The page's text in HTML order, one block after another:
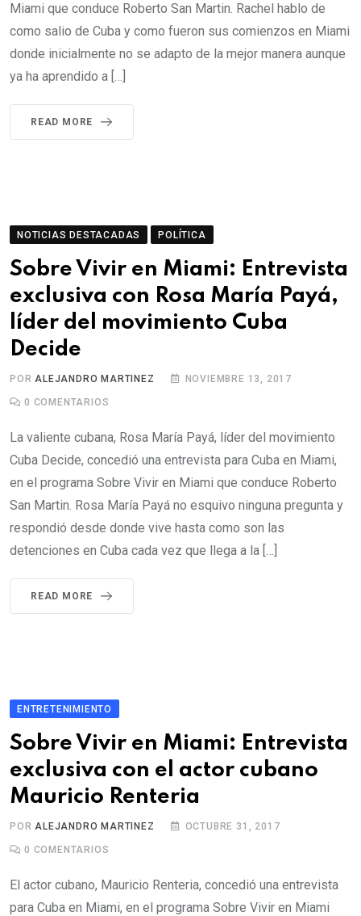
Miami que conduce Roberto San Martin. Rachel hablo de
como salio de Cuba y como fueron sus comienzos en Miami
donde inicialmente no se adapto de la mejor manera aunque
ya ha aprendido a […]
READ MORE
NOTICIAS DESTACADAS POLÍTICA
Sobre Vivir en Miami: Entrevista
exclusiva con Rosa María Payá,
líder del movimiento Cuba
Decide
PORALEJANDRO MARTINEZ NOVIEMBRE 13, 2017
0 COMENTARIOS
La valiente cubana, Rosa María Payá, líder del movimiento
Cuba Decide, concedió una entrevista para Cuba en Miami,
en el programa Sobre Vivir en Miami que conduce Roberto
San Martin. Rosa María Payá no esquivo ninguna pregunta y
respondió desde donde vive hasta como son las
detenciones en Cuba cada vez que llega a la […]
READ MORE
ENTRETENIMIENTO
Sobre Vivir en Miami: Entrevista
exclusiva con el actor cubano
Mauricio Renteria
PORALEJANDRO MARTINEZ OCTUBRE 31, 2017
0 COMENTARIOS
El actor cubano, Mauricio Renteria, concedió una entrevista
para Cuba en Miami, en el programa Sobre Vivir en Miami